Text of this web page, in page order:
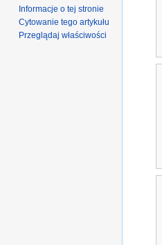
Informacje o tej stronie
Cytowanie tego artykułu
Przeglądaj właściwości